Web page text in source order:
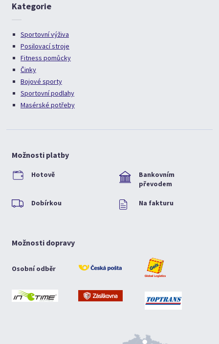
Kategorie
Sportovní výživa
Posilovací stroje
Fitness pomůcky
Činky
Bojové sporty
Sportovní podlahy
Masérské potřeby
Možnosti platby
Hotově
Bankovním
převodem
Dobírkou Na fakturu
Možnosti dopravy
Osobní odběr